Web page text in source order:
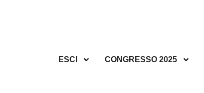
ESCI CONGRESSO 2025